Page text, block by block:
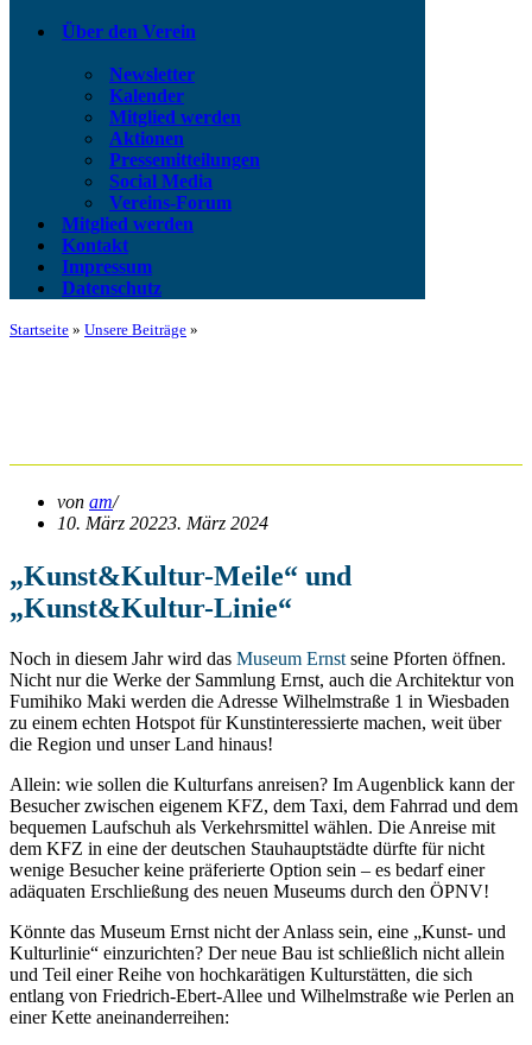
Über den Verein
Newsletter
Kalender
Mitglied werden
Aktionen
Pressemitteilungen
Social Media
Vereins-Forum
Mitglied werden
Kontakt
Impressum
Datenschutz
Startseite » Unsere Beiträge »
von am
10. März 20223. März 2024
„Kunst&Kultur-Meile“ und
„Kunst&Kultur-Linie“
Noch in diesem Jahr wird das Museum Ernst seine Pforten öffnen.
Nicht nur die Werke der Sammlung Ernst, auch die Architektur von
Fumihiko Maki werden die Adresse Wilhelmstraße 1 in Wiesbaden
zu einem echten Hotspot für Kunstinteressierte machen, weit über
die Region und unser Land hinaus!
Allein: wie sollen die Kulturfans anreisen? Im Augenblick kann der
Besucher zwischen eigenem KFZ, dem Taxi, dem Fahrrad und dem
bequemen Laufschuh als Verkehrsmittel wählen. Die Anreise mit
dem KFZ in eine der deutschen Stauhauptstädte dürfte für nicht
wenige Besucher keine präferierte Option sein – es bedarf einer
adäquaten Erschließung des neuen Museums durch den ÖPNV!
Könnte das Museum Ernst nicht der Anlass sein, eine „Kunst- und
Kulturlinie“ einzurichten? Der neue Bau ist schließlich nicht allein
und Teil einer Reihe von hochkarätigen Kulturstätten, die sich
entlang von Friedrich-Ebert-Allee und Wilhelmstraße wie Perlen an
einer Kette aneinanderreihen: